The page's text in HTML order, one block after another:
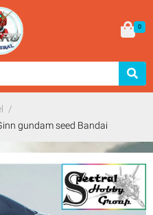
0
/
gundam seed Bandai